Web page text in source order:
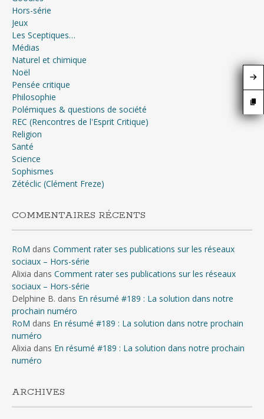
Hors-série
Jeux
Les Sceptiques…
Médias
Naturel et chimique
Noël
Pensée critique
Philosophie
Polémiques & questions de société
REC (Rencontres de l'Esprit Critique)
Religion
Santé
Science
Sophismes
Zétéclic (Clément Freze)
COMMENTAIRES RÉCENTS
RoM dans Comment rater ses publications sur les réseaux
sociaux – Hors-série
Alixia dans Comment rater ses publications sur les réseaux
sociaux – Hors-série
Delphine B. dans En résumé #189 : La solution dans notre
prochain numéro
RoM dans En résumé #189 : La solution dans notre prochain
numéro
Alixia dans En résumé #189 : La solution dans notre prochain
numéro
ARCHIVES